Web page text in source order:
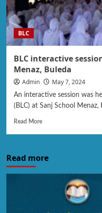
BLC
BLC interactive
Menaz, Buleda
Admin May 7, 2024
An interactive session was
(BLC) at Sanj School
Read More
Read more